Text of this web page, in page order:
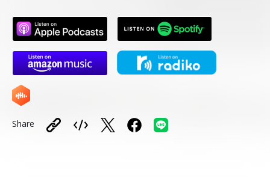
Share